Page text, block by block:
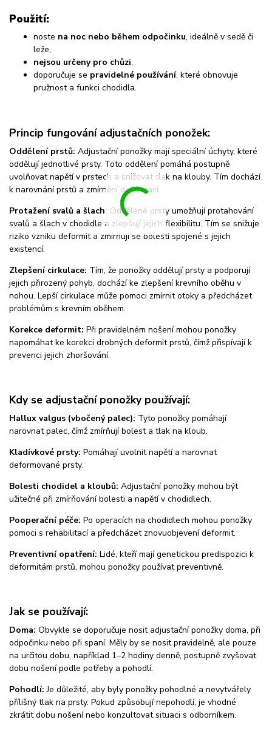
Použití:
noste na noc nebo během odpočinku, ideálně v sedě či
leže,
nejsou určeny pro chůzi,
doporučuje se pravidelné používání, které obnovuje
pružnost a funkci chodidla.
Princip fungování adjustačních ponožek:
Oddělení prstů: Adjustační ponožky mají speciální úchyty, které
oddělují jednotlivé prsty. Toto oddělení pomáhá postupně
uvolňovat napětí v prstech a snižovat tlak na klouby. Tím dochází
k narovnání prstů a zmírnění deformací.
Protažení svalů a šlach: Oddělené prsty umožňují protahování
svalů a šlach v chodidle a zlepšují jejich flexibilitu. Tím se snižuje
riziko vzniku deformit a zmírňují se bolesti spojené s jejich
existencí.
Zlepšení cirkulace: Tím, že ponožky oddělují prsty a podporují
jejich přirozený pohyb, dochází ke zlepšení krevního oběhu v
nohou. Lepší cirkulace může pomoci zmírnit otoky a předcházet
problémům s krevním oběhem.
Korekce deformit: Při pravidelném nošení mohou ponožky
napomáhat ke korekci drobných deformit prstů, čímž přispívají k
prevenci jejich zhoršování.
Kdy se adjustační ponožky používají:
Hallux valgus (vbočený palec): Tyto ponožky pomáhají
narovnat palec, čímž zmírňují bolest a tlak na kloub.
Kladívkové prsty: Pomáhají uvolnit napětí a narovnat
deformované prsty.
Bolesti chodidel a kloubů: Adjustační ponožky mohou být
užitečné při zmírňování bolesti a napětí v chodidlech.
Pooperační péče: Po operacích na chodidlech mohou ponožky
pomoci s rehabilitací a předcházet znovuobjevení deformit.
Preventivní opatření: Lidé, kteří mají genetickou predispozici k
deformitám prstů, mohou ponožky používat preventivně.
Jak se používají:
Doma: Obvykle se doporučuje nosit adjustační ponožky doma, při
odpočinku nebo při spaní. Měly by se nosit pravidelně, ale pouze
na určitou dobu, například 1–2 hodiny denně, postupně zvyšovat
dobu nošení podle potřeby a pohodlí.
Pohodlí:Je důležité, aby byly ponožky pohodlné a nevytvářely
přílišný tlak na prsty. Pokud způsobují nepohodlí, je vhodné
zkrátit dobu nošení nebo konzultovat situaci s odborníkem.